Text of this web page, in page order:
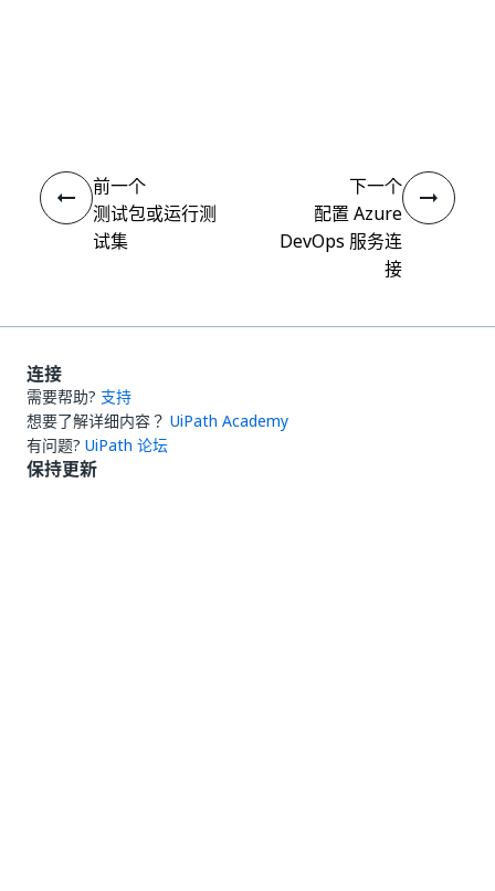
前一个
测试包或运行测
试集
下一个
配置 Azure
DevOps 服务连
接
连接
需要帮助? 支持
想要了解详细内容？ UiPath Academy
有问题? UiPath 论坛
保持更新